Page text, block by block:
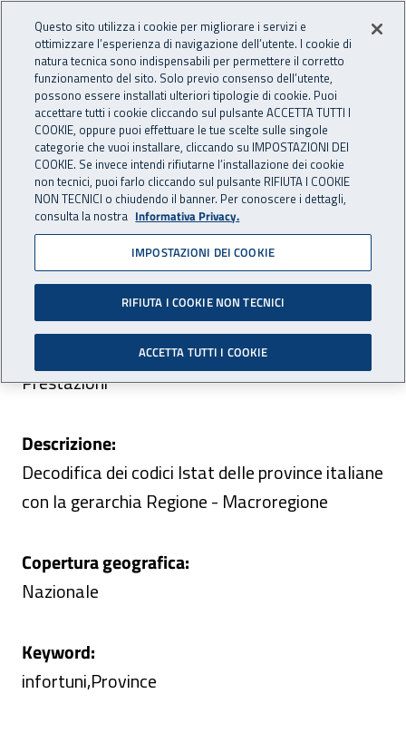
INAIL - Istituto Nazionale
OPENDATA Apri cerca
Navigazione principale
Navigazione - Ti trovi in:
Home Dataset Malattie Professionali Tipologiche
Province
italiane – dati mensili
Province italiane – dati
mensili
Area pubblicazione:
Prestazioni
Descrizione:
Decodifica dei codici Istat delle province italiane
con la gerarchia Regione - Macroregione
Copertura geografica:
Nazionale
Keyword:
infortuni,Province
Questo sito utilizza i cookie per migliorare i servizi e
ottimizzare l’esperienza di navigazione dell’utente. I cookie di
natura tecnica sono indispensabili per permettere il corretto
funzionamento del sito. Solo previo consenso dell’utente,
possono essere installati ulteriori tipologie di cookie. Puoi
accettare tutti i cookie cliccando sul pulsante ACCETTA TUTTI I
COOKIE, oppure puoi effettuare le tue scelte sulle singole
categorie che vuoi installare, cliccando su IMPOSTAZIONI DEI
COOKIE. Se invece intendi rifiutarne l’installazione dei cookie
non tecnici, puoi farlo cliccando sul pulsante RIFIUTA I COOKIE
NON TECNICI o chiudendo il banner. Per conoscere i dettagli,
consulta la nostra Informativa Privacy.
IMPOSTAZIONI DEI COOKIE
RIFIUTA I COOKIE NON TECNICI
ACCETTA TUTTI I COOKIE